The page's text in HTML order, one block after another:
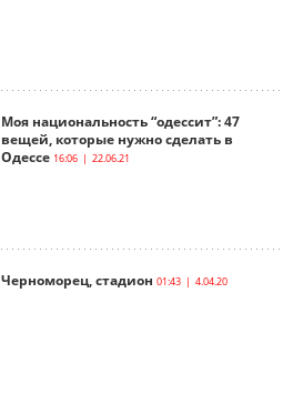
Моя национальность “одессит”: 47
вещей, которые нужно сделать в
Одессе 16:06 | 22.06.21
Черноморец, стадион 01:43 | 4.04.20